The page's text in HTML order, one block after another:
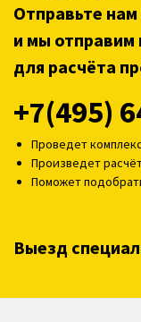
Отправьте
и мы отправим
для расчёта
+7(495)
Проведет
Произведет
Поможет
Выезд